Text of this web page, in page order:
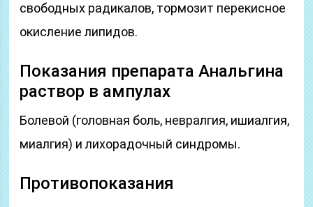
свободных радикалов, тормозит перекисное
окисление липидов.
Показания препарата Анальгина
раствор в ампулах
Болевой (головная боль, невралгия, ишиалгия,
миалгия) и лихорадочный синдромы.
Противопоказания